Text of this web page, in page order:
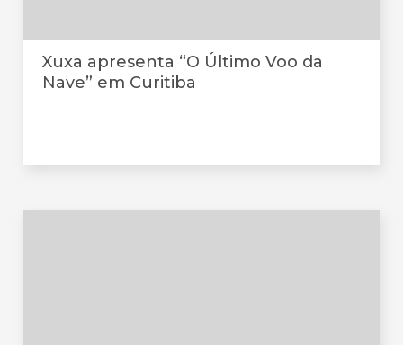
Xuxa apresenta “O Último Voo da
Nave” em Curitiba